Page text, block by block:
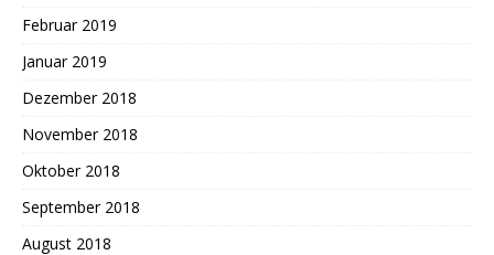
Februar 2019
Januar 2019
Dezember 2018
November 2018
Oktober 2018
September 2018
August 2018